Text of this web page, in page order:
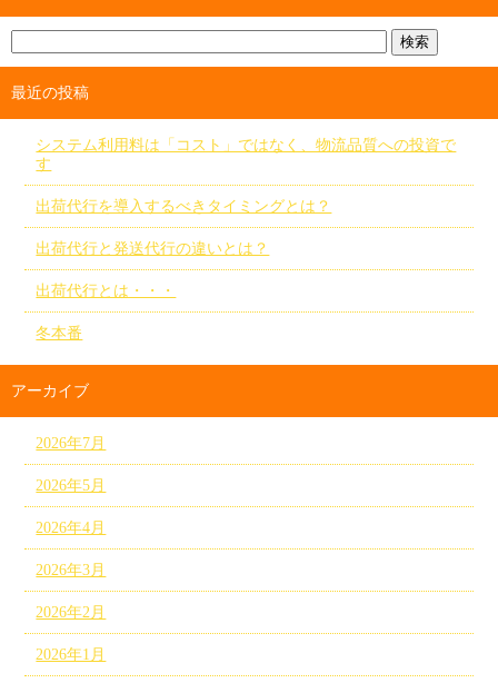
最近の投稿
システム利用料は「コスト」ではなく、物流品質への投資で
す
出荷代行を導入するべきタイミングとは？
出荷代行と発送代行の違いとは？
出荷代行とは・・・
冬本番
アーカイブ
2026年7月
2026年5月
2026年4月
2026年3月
2026年2月
2026年1月